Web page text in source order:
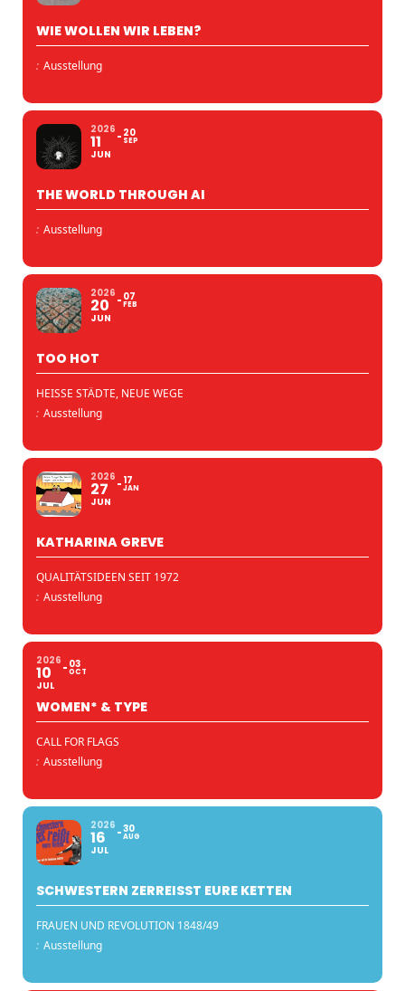
WIE WOLLEN WIR LEBEN?
: Ausstellung
2026
11
JUN
20
SEP
THE WORLD THROUGH AI
: Ausstellung
2026
20
JUN
07
FEB
TOO HOT
HEISSE STÄDTE, NEUE WEGE
: Ausstellung
2026
27
JUN
17
JAN
KATHARINA GREVE
QUALITÄTSIDEEN SEIT 1972
: Ausstellung
2026
10
JUL
03
OCT
WOMEN* & TYPE
CALL FOR FLAGS
: Ausstellung
2026
16
JUL
30
AUG
SCHWESTERN ZERREISST EURE KETTEN
FRAUEN UND REVOLUTION 1848/49
: Ausstellung